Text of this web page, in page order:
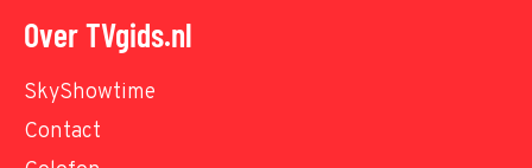
Over TVgids.nl
SkyShowtime
Contact